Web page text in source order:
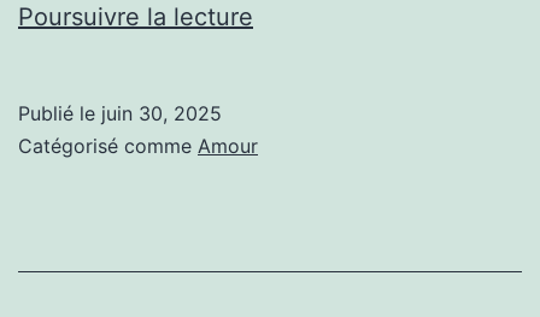
Poursuivre la lecture
compatibilité
Publié le juin 30, 2025
Catégorisé comme Amour